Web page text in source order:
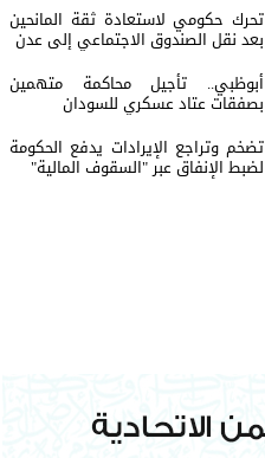
تحرك حكومي لاستعادة ثقة المانحين
بعد نقل الصندوق الاجتماعي إلى عدن
أبوظبي.. تأجيل محاكمة متهمين
بصفقات عتاد عسكري للسودان
تضخم وتراجع الإيرادات يدفع الحكومة
لضبط الإنفاق عبر "السقوف المالية"